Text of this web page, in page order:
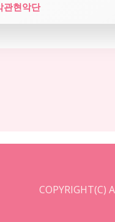
관현악단
COPYRIGHT(C)